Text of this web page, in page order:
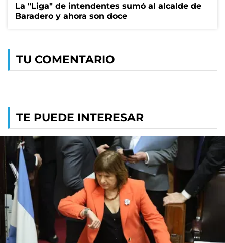
La "Liga" de intendentes sumó al alcalde de
Baradero y ahora son doce
TU COMENTARIO
TE PUEDE INTERESAR